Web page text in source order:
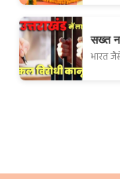
सख्त
भारत